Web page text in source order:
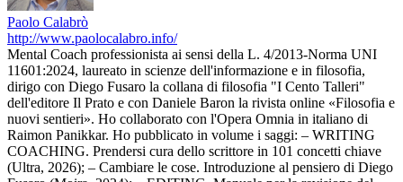
Paolo Calabrò
http://www.paolocalabro.info/
Mental Coach professionista ai sensi della L. 4/2013-Norma UNI
11601:2024, laureato in scienze dell'informazione e in filosofia,
dirigo con Diego Fusaro la collana di filosofia "I Cento Talleri"
dell'editore Il Prato e con Daniele Baron la rivista online «Filosofia e
nuovi sentieri». Ho collaborato con l'Opera Omnia in italiano di
Raimon Panikkar. Ho pubblicato in volume i saggi: – WRITING
COACHING. Prendersi cura dello scrittore in 101 concetti chiave
(Ultra, 2026); – Cambiare le cose. Introduzione al pensiero di Diego